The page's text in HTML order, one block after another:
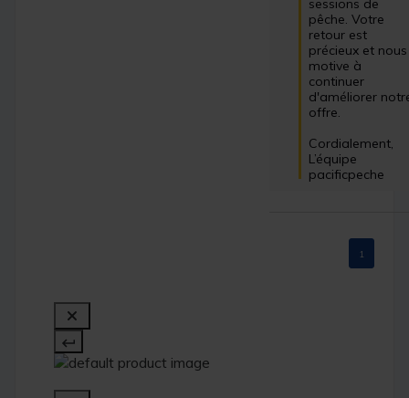
sessions de
pêche. Votre
retour est
précieux et nous
motive à
continuer
d'améliorer
offre.
Cordialement,
L’équipe
pacificpeche
1